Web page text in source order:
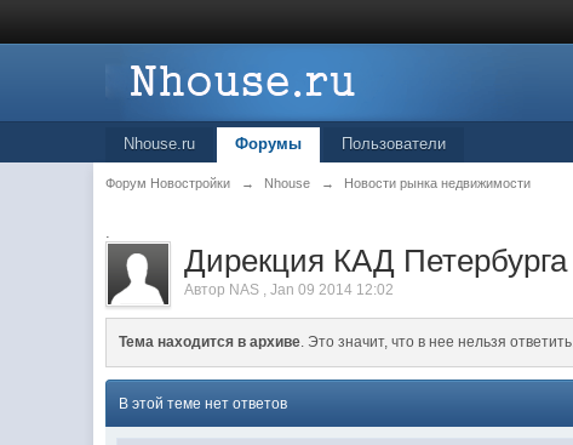
Nhouse.ru Форумы Пользователи
Форум Новостройки → Nhouse → Новости рынка недвижимости
.
Дирекция КАД
Автор NAS ,Jan 09 2014 12:02
Тема находится в архиве. Это значит, что в нее нельзя
В этой теме нет ответов